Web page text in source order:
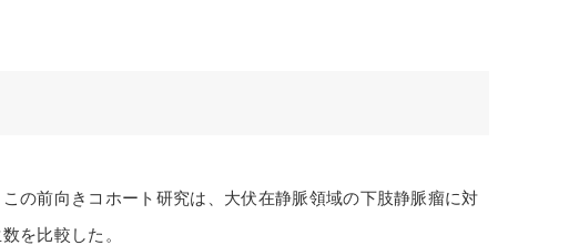
の前向きコホート研究は、大伏在静脈領域の下肢静脈瘤に対
を比較した。